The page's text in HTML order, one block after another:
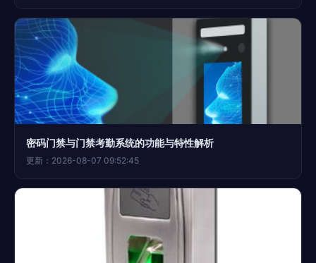
密码门禁与门禁考勤系统的功能与特性解析
更新：2026-08-07 09:52:45